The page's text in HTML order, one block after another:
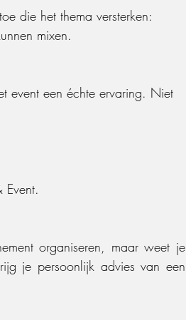
toe die het thema versterken:
mixen.
event een échte ervaring. Niet
organiseren, maar weet je
je persoonlijk advies van een